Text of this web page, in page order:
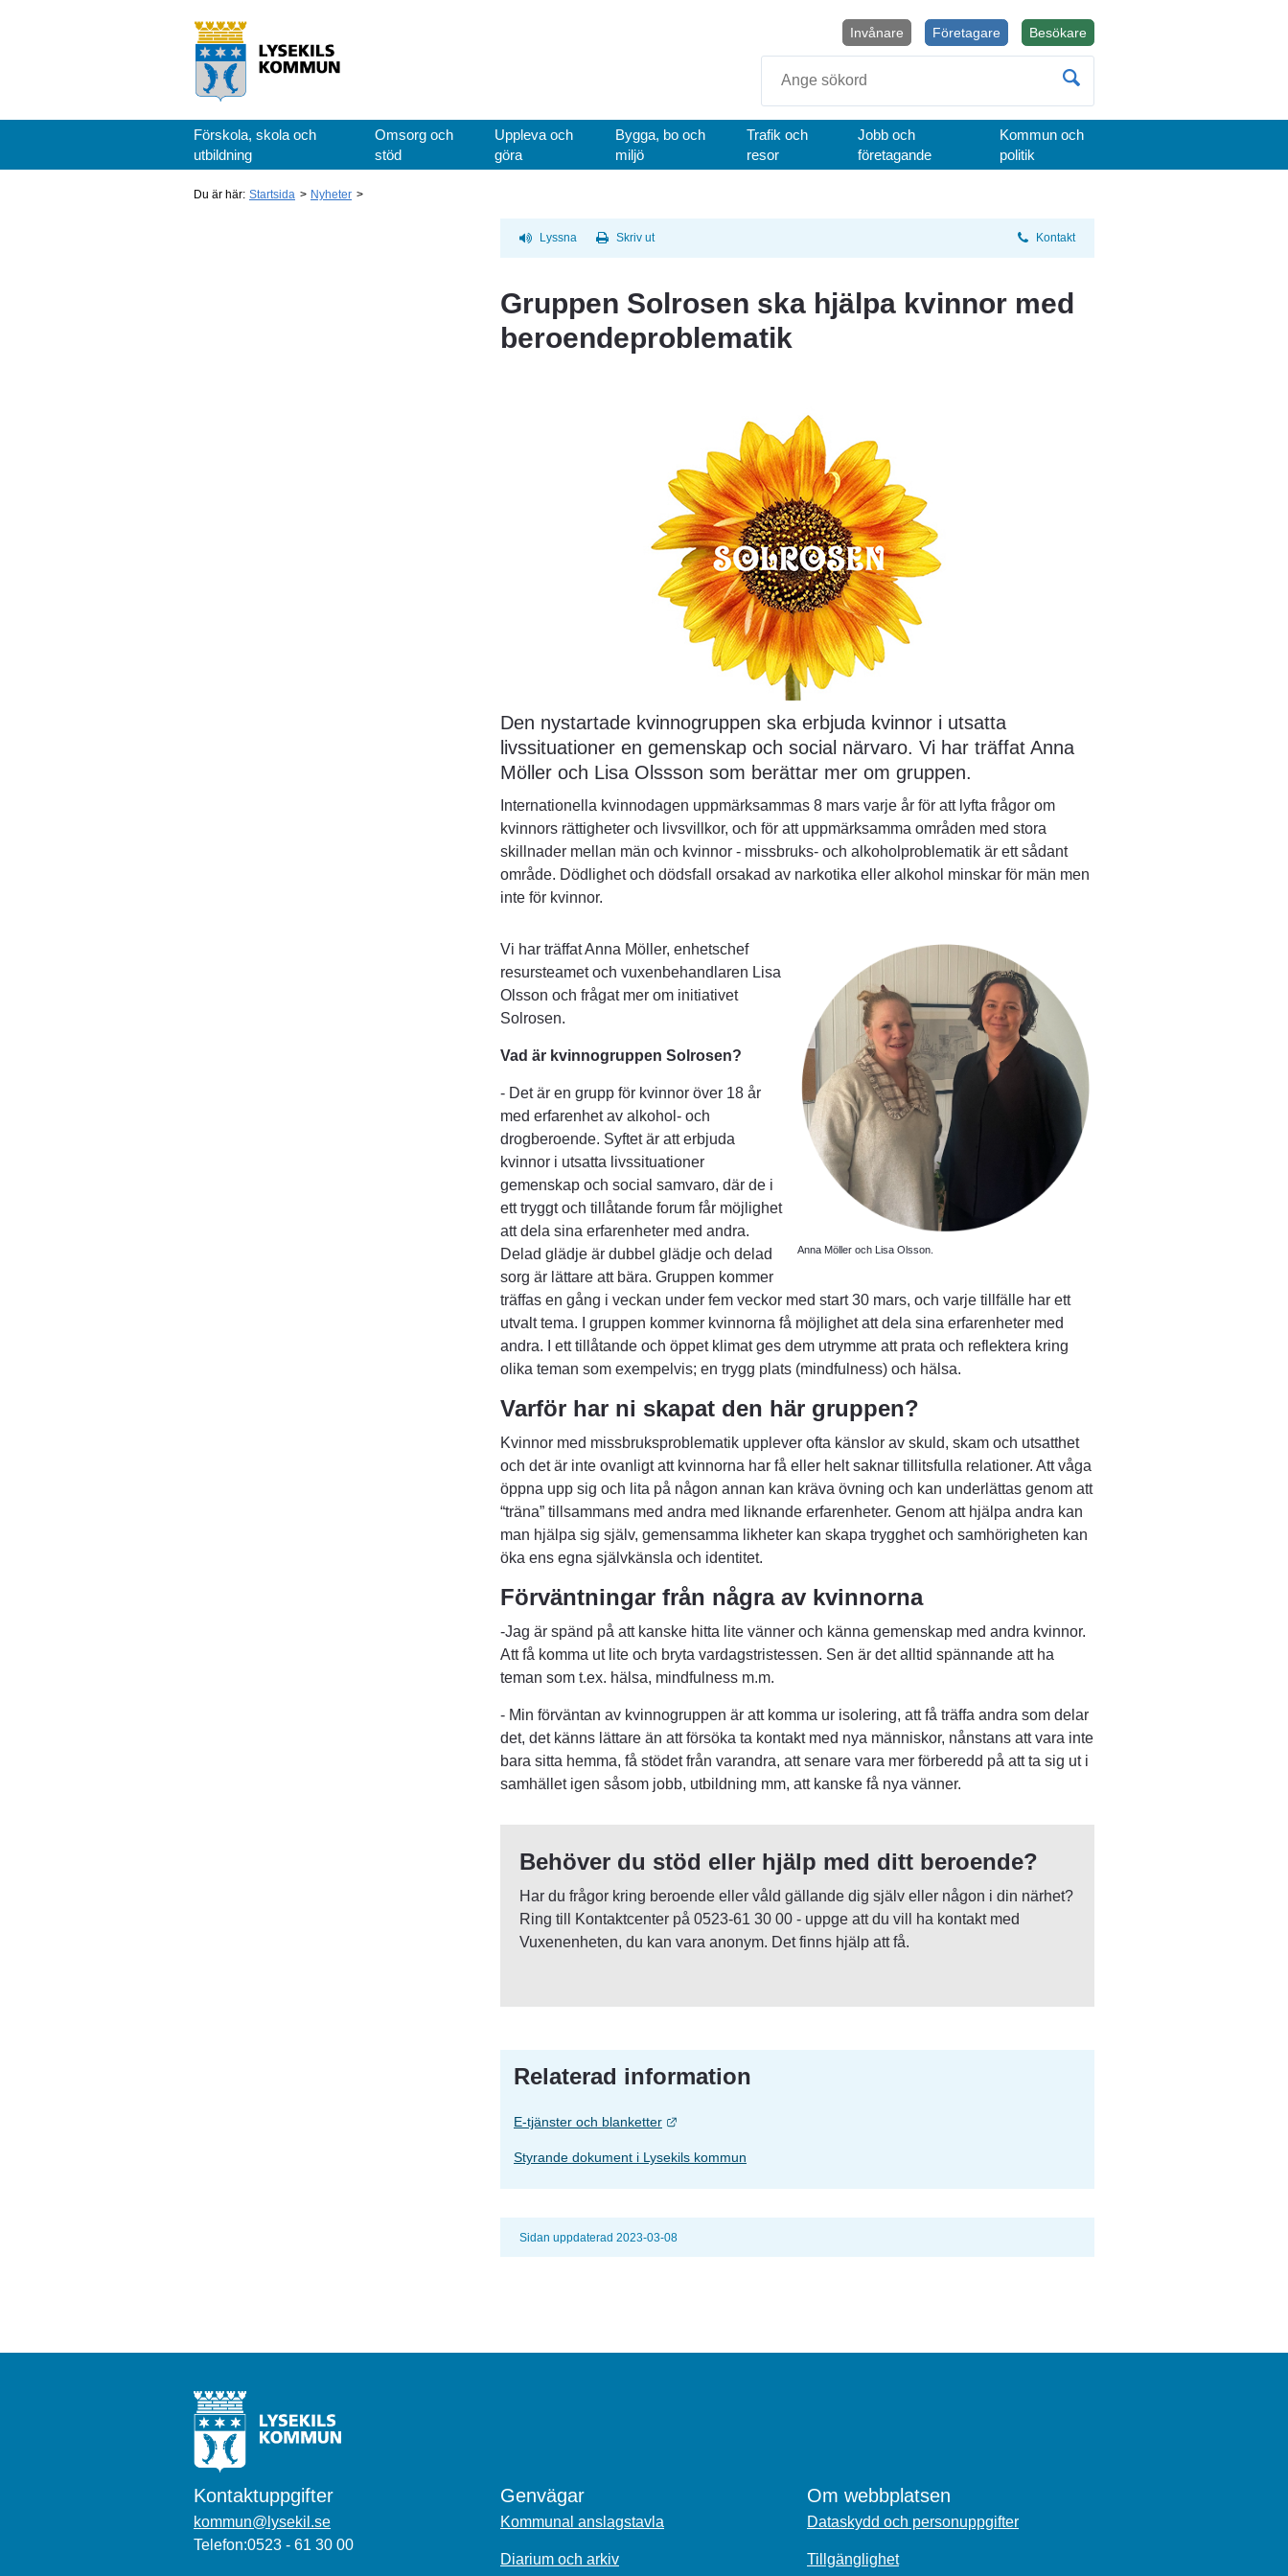
BesökareÖppnas i nytt fönster.
Företagare
Invånare
Förskola, skola och
utbildning
Omsorg och
stöd
Uppleva och
göra
Bygga, bo och
miljö
Trafik och
resor
Jobb och
företagande
Kommun och
politik
Du är här: Startsida Nyheter
Lyssna Skriv ut Kontakt
Gruppen Solrosen ska hjälpa kvinnor med
beroendeproblematik
Den nystartade kvinnogruppen ska erbjuda kvinnor i utsatta
livssituationer en gemenskap och social närvaro. Vi har träffat Anna
Möller och Lisa Olssson som berättar mer om gruppen.
Internationella kvinnodagen uppmärksammas 8 mars varje år för att lyfta frågor om
kvinnors rättigheter och livsvillkor, och för att uppmärksamma områden med stora
skillnader mellan män och kvinnor - missbruks- och alkoholproblematik är ett sådant
område. Dödlighet och dödsfall orsakad av narkotika eller alkohol minskar för män men
inte för kvinnor.
Anna Möller och Lisa Olsson.
Vi har träffat Anna Möller, enhetschef
resursteamet och vuxenbehandlaren Lisa
Olsson och frågat mer om initiativet
Solrosen.
Vad är kvinnogruppen Solrosen?
- Det är en grupp för kvinnor över 18 år
med erfarenhet av alkohol- och
drogberoende. Syftet är att erbjuda
kvinnor i utsatta livssituationer
gemenskap och social samvaro, där de i
ett tryggt och tillåtande forum får möjlighet
att dela sina erfarenheter med andra.
Delad glädje är dubbel glädje och delad
sorg är lättare att bära. Gruppen kommer
träffas en gång i veckan under fem veckor med start 30 mars, och varje tillfälle har ett
utvalt tema. I gruppen kommer kvinnorna få möjlighet att dela sina erfarenheter med
andra. I ett tillåtande och öppet klimat ges dem utrymme att prata och reflektera kring
olika teman som exempelvis; en trygg plats (mindfulness) och hälsa.
Varför har ni skapat den här gruppen?
Kvinnor med missbruksproblematik upplever ofta känslor av skuld, skam och utsatthet
och det är inte ovanligt att kvinnorna har få eller helt saknar tillitsfulla relationer. Att våga
öppna upp sig och lita på någon annan kan kräva övning och kan underlättas genom att
“träna” tillsammans med andra med liknande erfarenheter. Genom att hjälpa andra kan
man hjälpa sig själv, gemensamma likheter kan skapa trygghet och samhörigheten kan
öka ens egna självkänsla och identitet.
Förväntningar från några av kvinnorna
-Jag är spänd på att kanske hitta lite vänner och känna gemenskap med andra kvinnor.
Att få komma ut lite och bryta vardagstristessen. Sen är det alltid spännande att ha
teman som t.ex. hälsa, mindfulness m.m.
- Min förväntan av kvinnogruppen är att komma ur isolering, att få träffa andra som delar
det, det känns lättare än att försöka ta kontakt med nya människor, nånstans att vara inte
bara sitta hemma, få stödet från varandra, att senare vara mer förberedd på att ta sig ut i
samhället igen såsom jobb, utbildning mm, att kanske få nya vänner.
Behöver du stöd eller hjälp med ditt beroende?
Har du frågor kring beroende eller våld gällande dig själv eller någon i din närhet?
Ring till Kontaktcenter på 0523-61 30 00 - uppge att du vill ha kontakt med
Vuxenenheten, du kan vara anonym. Det finns hjälp att få.
Relaterad information
E-tjänster och blanketter Länk till annan webbplats.
Styrande dokument i Lysekils kommun
Sidan uppdaterad 2023-03-08
Kontaktuppgifter
kommun@lysekil.se
Telefon:0523 - 61 30 00
Genvägar
Kommunal anslagstavla
Diarium och arkiv
Om webbplatsen
Dataskydd och personuppgifter
Tillgänglighet